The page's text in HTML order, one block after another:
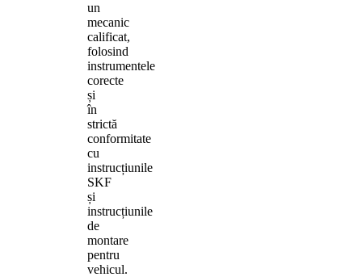
un
mecanic
calificat,
folosind
instrumentele
corecte
și
în
strictă
conformitate
cu
instrucțiunile
SKF
și
instrucțiunile
de
montare
pentru
vehicul.